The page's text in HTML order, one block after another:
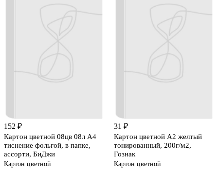
152 ₽
Картон цветной 08цв 08л А4
тиснение фольгой, в папке,
ассорти, БиДжи
Картон цветной
31 ₽
Картон цветной А2 желтый
тонированный, 200г/м2,
Гознак
Картон цветной